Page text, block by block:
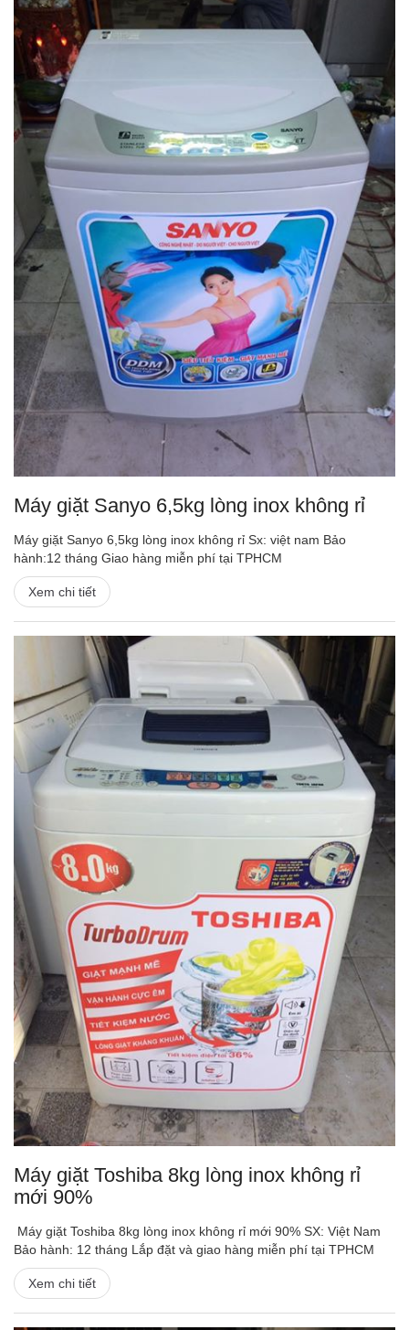
Máy giặt Sanyo 6,5kg lòng inox không rỉ
Máy giặt Sanyo 6,5kg lòng inox không rỉ Sx: việt nam Bảo
hành:12 tháng Giao hàng miễn phí tại TPHCM
Xem chi tiết
Máy giặt Toshiba 8kg lòng inox không rỉ
mới 90%
Máy giặt Toshiba 8kg lòng inox không rỉ mới 90% SX: Việt Nam
Bảo hành: 12 tháng Lắp đặt và giao hàng miễn phí tại TPHCM
Xem chi tiết